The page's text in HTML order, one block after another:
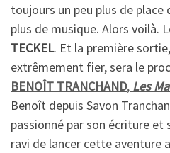
toujours un peu plus de place
plus de musique. Alors voilà.
TECKEL. Et la première
extrêmement fier, sera le
BENOÎT TRANCHAND, Les
Benoît depuis Savon
passionné par son écriture et
ravi de lancer cette aventure